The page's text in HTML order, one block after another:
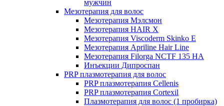
мужчин
Мезотерапия для волос
Мезотерапия Мэлсмон
Мезотерапия HAIR X
Мезотерапия Viscoderm Skinko E
Мезотерапия Apriline Hair Line
Мезотерапия Filorga NCTF 135 HA
Инъекции Дипроспан
PRP плазмотерапия для волос
PRP плазмотерапия Cellenis
PRP плазмотерапия Cortexil
Плазмотерапия для волос (1 пробирка)